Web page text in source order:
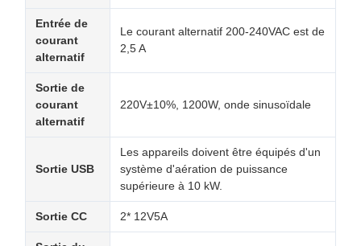
Entrée de
courant
alternatif
Le courant alternatif 200-240VAC est de
2,5 A
Sortie de
courant
alternatif
220V±10%, 1200W, onde sinusoïdale
Sortie USB
Les appareils doivent être équipés d'un
système d'aération de puissance
supérieure à 10 kW.
Sortie CC 2* 12V5A